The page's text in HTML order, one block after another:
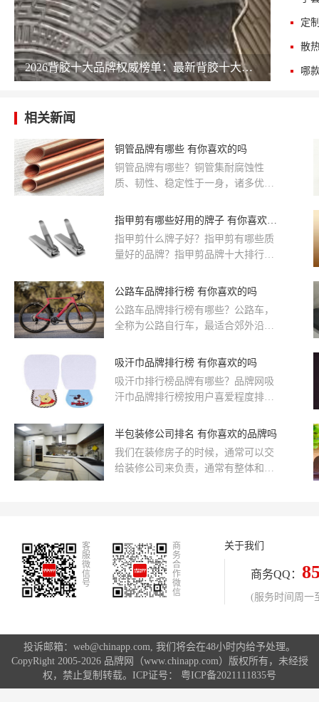
2026背胶十大品牌权威榜单：最新背胶十大公司排名 chinapp
定
散
相关新闻
铜管品牌有哪些 有你喜欢的吗
铜管品牌有哪些？铜管集耐腐蚀性
质、韧性、稳定性于一身，诸多优点
前被运用于工业材料运输。在管道市
尽相同，那么现在的铜管品牌都有哪
些呢？今天，就让品牌网来为您介绍
指甲剪有哪些好用的牌子 有你喜欢的吗
指甲剪什么牌子好？指甲剪有哪些质
量好的品牌？指甲剪品牌十大排行
剪十大品牌，这十大品牌分别是：双
达日美、博友、可威尔、大吉、十八
子作、司顿。
公路车品牌排行榜 有你喜欢的吗
公路车品牌排行榜有哪些？公路车，
全称为公路自行车，最适合郊外沿途
和我们常说的山地车品牌有哪些区别
拨鼠、泰勒、钛特斯、凯莎迪、尼古
拉、梅花、洛克、皮纳瑞罗、艾斯沃
就为您带来这份公路车品牌排行榜及
详细介绍，希望对您有帮助！
吸汗巾品牌排行榜 有你喜欢的吗
吸汗巾排行榜品牌有哪些？品牌网吸
汗巾品牌排行榜按用户喜爱程度排列
息，下面就为您介绍一下几个吸汗巾
巾、南极人吸汗巾、全棉时代吸汗
巾、优贝迪吸汗巾。
半包装修公司排名 有你喜欢的品牌吗
我们在装修房子的时候，通常可以交
给装修公司来负责，通常有整体和半
吧？今天品牌网​为大家带来这一篇半
包装修公司的排名介绍，希望大家在
选择时有参考作用。
客
服
微
信
号
商
务
合
作
微
信
关于我们
商务QQ：
(服务时间周一
投诉邮箱：web@chinapp.com, 我们将会在48小时内给予处理。
CopyRight 2005-2026 品牌网（www.chinapp.com）版权所有，未经授
权，禁止复制转载。ICP证号： 粤ICP备2021111835号